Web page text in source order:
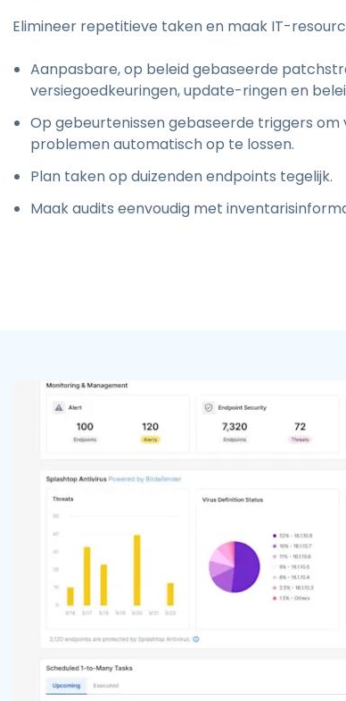
Elimineer repetitieve taken en maak IT-
Aanpasbare, op beleid gebaseerde
versiegoedkeuringen, update-ringen en
Op gebeurtenissen gebaseerde triggers
problemen automatisch op te lossen.
Plan taken op duizenden endpoints tegelijk.
Maak audits eenvoudig met